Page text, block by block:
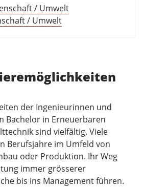
der Ingenieurinnen und
Bachelor in Erneuerbaren
sind vielfältig. Viele
Berufsjahre im Umfeld von
oder Produktion. Ihr Weg
immer grösserer
bis ins Management führen.
/ Umwelt
/ Umwelt